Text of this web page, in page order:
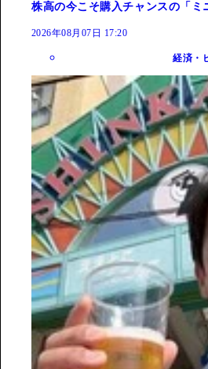
株高の今こそ購入チャンスの「ミ
2026年08月07日 17:20
経済・